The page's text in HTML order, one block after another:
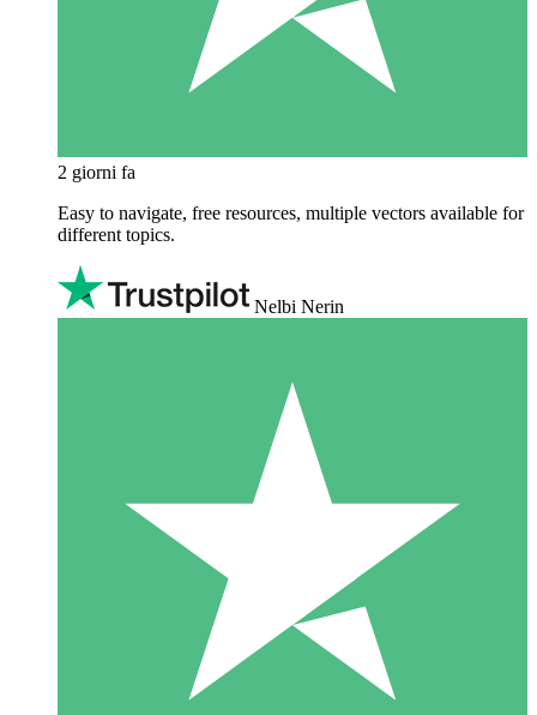
2 giorni fa
Easy to navigate, free resources, multiple vectors available for
different topics.
Nelbi Nerin